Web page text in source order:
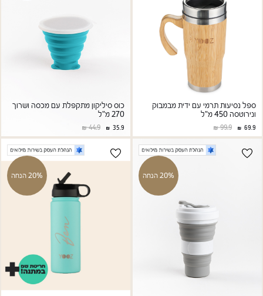
ספל נסיעות תרמי עם ידית מבמבוק
ונירוטסה 450 מ"ל
69.9
99.9
כוס סיליקון מתקפלת עם מכסה ושרוך
270 מ"ל
35.9
44.9
20% הנחה 20% הנחה